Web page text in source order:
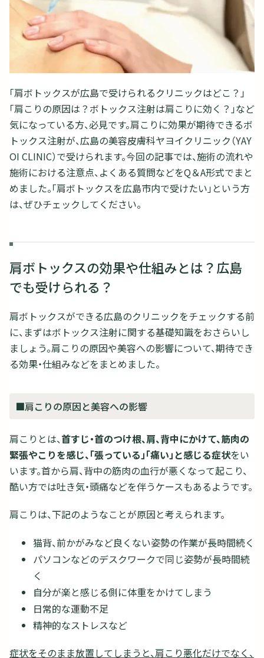
「肩ボトックスが広島で受けられるクリニックはどこ？」
「肩こりの原因は？ボトックス注射は肩こりに効く？」など
気になっている方、必見です。肩こりに効果が期待できるボ
トックス注射が、広島の美容皮膚科ヤヨイクリニック（YAY
OI CLINIC）で受けられます。今回の記事では、施術の流れや
施術における注意点、よくある質問などをQ＆A形式でまと
めました。「肩ボトックスを広島市内で受けたい」という方
は、ぜひチェックしてください。
肩ボトックスの効果や仕組みとは？広島
でも受けられる？
肩ボトックスができる広島のクリニックをチェックする前
に、まずはボトックス注射に関する基礎知識をおさらいし
ましょう。肩こりの原因や美容への影響について、期待でき
る効果・仕組みなどをまとめました。
■肩こりの原因と美容への影響
肩こりとは、首すじ・首のつけ根、肩、背中にかけて、筋肉の
緊張やこりを感じ、「張っている」「痛い」と感じる症状をい
います。首から肩、背中の筋肉の血行が悪くなって起こり、
酷い方では吐き気・頭痛などを伴うケースもあるようです。
肩こりは、下記のようなことが原因と考えられます。
猫背、前かがみなど良くない姿勢の作業が長時間続く
パソコンなどのデスクワークで同じ姿勢が長時間続
く
自分が楽と感じる側に体重をかけてしまう
日常的な運動不足
精神的なストレスなど
症状をそのまま放置してしまうと、肩こり悪化だけでなく、